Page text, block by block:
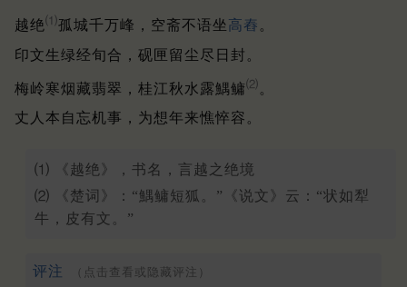
越绝⑴孤城千万峰，空斋不语坐 高舂。
印文生绿经旬合，砚匣留尘尽日封。
梅岭寒烟藏翡翠，桂江秋水露鰅鳙⑵ 。
丈人本自忘机事，为想年来憔悴容。
⑴ 《越绝》，书名，言越之绝境
⑵ 《楚词》：“鰅鳙短狐。”《说文》云：“状如犁
牛，皮有文。”
评注 （点击查看或隐藏评注）